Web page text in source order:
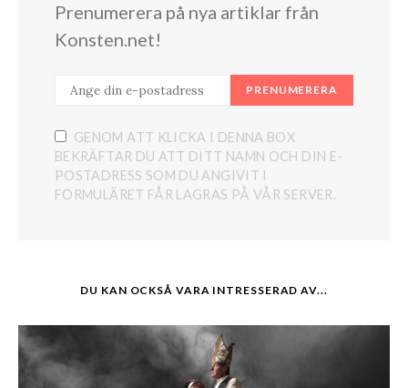
Prenumerera på nya artiklar från
Konsten.net!
PRENUMERERA
GENOM ATT KLICKA I DENNA BOX
BEKRÄFTAR DU ATT DITT NAMN OCH DIN E-
POSTADRESS SOM DU ANGIVIT I
FORMULÄRET FÅR LAGRAS PÅ VÅR SERVER.
DU KAN OCKSÅ VARA INTRESSERAD AV...